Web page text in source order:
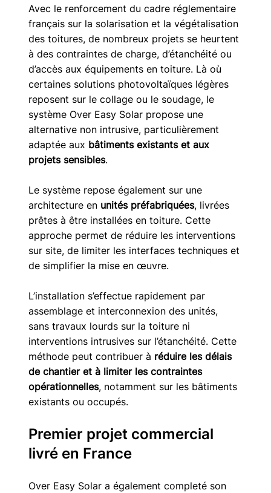
Avec le renforcement du cadre réglementaire
français sur la solarisation et la végétalisation
des toitures, de nombreux projets se heurtent
à des contraintes de charge, d’étanchéité ou
d’accès aux équipements en toiture. Là où
certaines solutions photovoltaïques légères
reposent sur le collage ou le soudage, le
système Over Easy Solar propose une
alternative non intrusive, particulièrement
adaptée aux bâtiments existants et aux
projets sensibles.
Le système repose également sur une
architecture en unités préfabriquées, livrées
prêtes à être installées en toiture. Cette
approche permet de réduire les interventions
sur site, de limiter les interfaces techniques et
de simplifier la mise en œuvre.
L’installation s’effectue rapidement par
assemblage et interconnexion des unités,
sans travaux lourds sur la toiture ni
interventions intrusives sur l’étanchéité. Cette
méthode peut contribuer à réduire les délais
de chantier et à limiter les contraintes
opérationnelles, notamment sur les bâtiments
existants ou occupés.
Premier projet commercial
livré en France
Over Easy Solar a également completé son